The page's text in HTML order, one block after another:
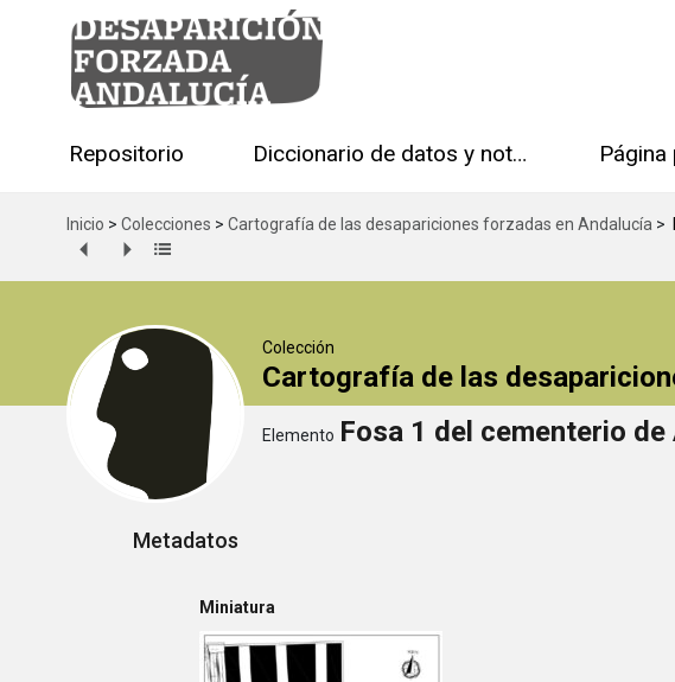
Repositorio Diccionario de datos y notas técnicas Página
Inicio > Colecciones > Cartografía de las desapariciones forzadas en Andalucía >
Colección
Cartografía de las
Elemento Fosa 1 del cementerio de
Metadatos
Miniatura